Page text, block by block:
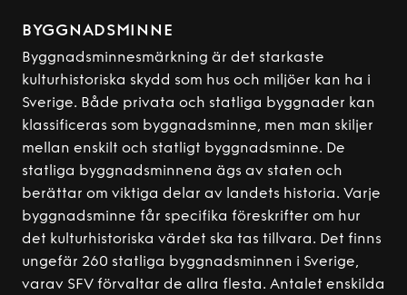
BYGGNADSMINNE
Byggnadsminnesmärkning är det starkaste
kulturhistoriska skydd som hus och miljöer kan ha i
Sverige. Både privata och statliga byggnader kan
klassificeras som byggnadsminne, men man skiljer
mellan enskilt och statligt byggnadsminne. De
statliga byggnadsminnena ägs av staten och
berättar om viktiga delar av landets historia. Varje
byggnadsminne får specifika föreskrifter om hur
det kulturhistoriska värdet ska tas tillvara. Det finns
ungefär 260 statliga byggnadsminnen i Sverige,
varav SFV förvaltar de allra flesta. Antalet enskilda